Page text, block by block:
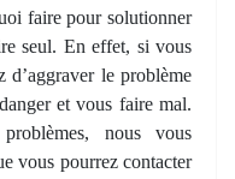
faire pour solutionner
seul. En effet, si vous
d’aggraver le problème
et vous faire mal.
nous vous
vous pourrez contacter